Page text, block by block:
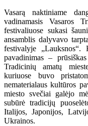
Vasarą naktiniame
vadinamasis Vasaros
festivaliuose sukasi
ansamblis dalyvavo
festivalyje
pavadinimas –
Tradicinių amatų
kuriuose buvo
nematerialaus kultūros
miesto svečiai galėjo
subūrė tradicijų
Italijos, Japonijos,
Ukrainos.